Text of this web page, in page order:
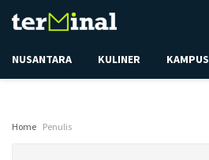
NUSANTARA KULINER KAMPUS
Home Penulis